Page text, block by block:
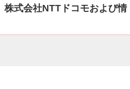
株式会社NTTドコモおよび情